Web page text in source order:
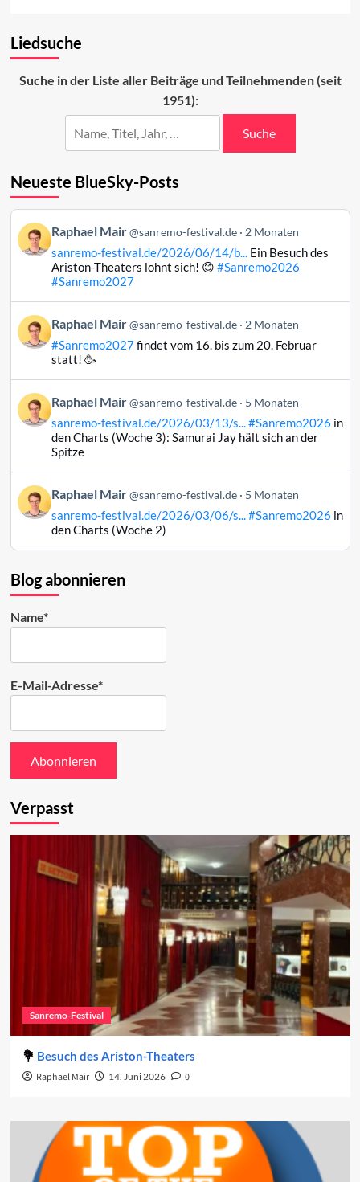
Liedsuche
Suche in der Liste aller Beiträge und Teilnehmenden (seit
1951):
Suche
Neueste BlueSky-Posts
Beitrag
von
Raphael
ansehen
Raphael Mair @sanremo-festival.de 2 Monaten
sanremo-festival.de/2026/06/14/b...Ein Besuch des
Ariston-Theaters lohnt sich! 😊 #Sanremo2026
#Sanremo2027
Beitrag
von
Raphael
Bluesky
ansehen
Raphael Mair @sanremo-festival.de 2 Monaten
#Sanremo2027findet vom 16. bis zum 20. Februar
statt! 🥳
Beitrag
von
Raphael
ansehen
Raphael Mair @sanremo-festival.de 5 Monaten
sanremo-festival.de/2026/03/13/s...#Sanremo2026 in
den Charts (Woche 3): Samurai Jay hält sich an der
Spitze
Beitrag
von
Raphael
Bluesky
ansehen
Raphael Mair @sanremo-festival.de 5 Monaten
sanremo-festival.de/2026/03/06/s...#Sanremo2026 in
den Charts (Woche 2)
Blog abonnieren
Name*
E-Mail-Adresse*
Verpasst
Sanremo-Festival
Besuch des Ariston-Theaters
Raphael Mair 14. Juni 2026 0